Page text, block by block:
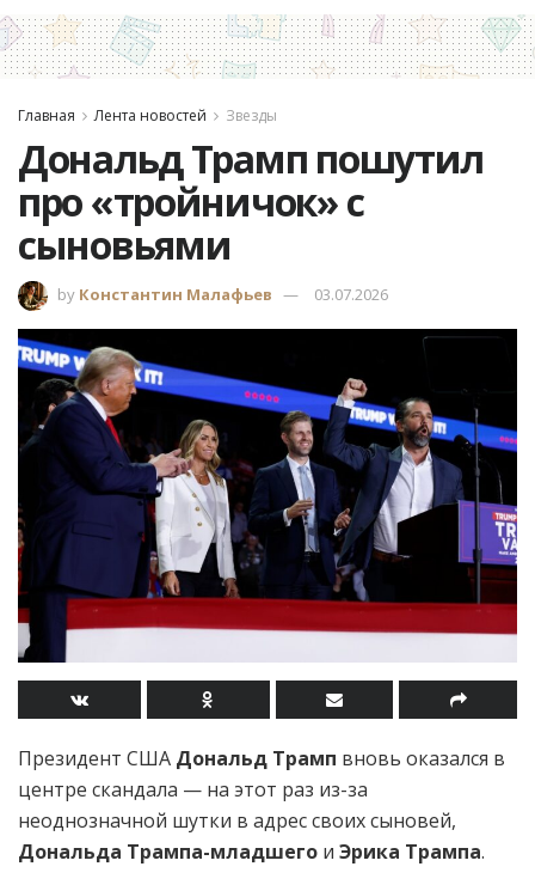
Главная Лента новостей Звезды
Дональд Трамп пошутил
про «тройничок» с
сыновьями
by Константин Малафьев 03.07.2026
Президент США Дональд Трамп вновь оказался в
центре скандала — на этот раз из-за
неоднозначной шутки в адрес своих сыновей,
Дональда Трампа-младшего и Эрика Трампа.